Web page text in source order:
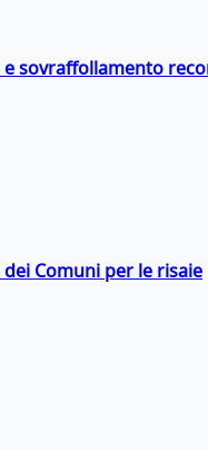
sovraffollamento
Comuni per le risaie